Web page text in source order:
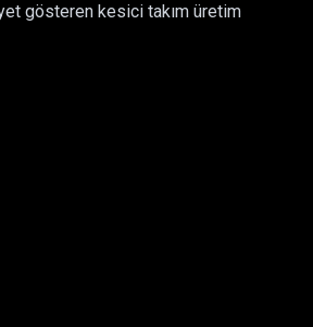
gösteren kesici takım üretim